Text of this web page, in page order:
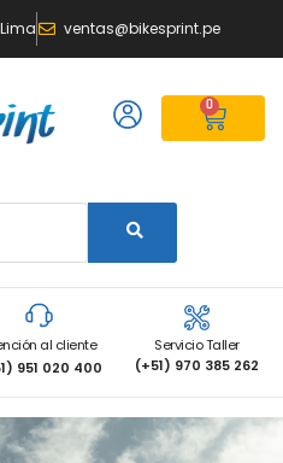
ventas@bikesprint.pe
0
al cliente
951 020 400
Servicio Taller
(+51) 970 385 262